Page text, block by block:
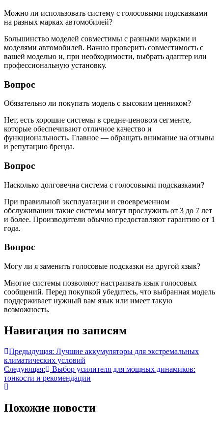
Можно ли использовать систему с голосовыми подсказками
на разных марках автомобилей?
Большинство моделей совместимы с разными марками и
моделями автомобилей. Важно проверить совместимость с
вашей моделью и, при необходимости, выбрать адаптер или
профессиональную установку.
Вопрос
Обязательно ли покупать модель с высоким ценником?
Нет, есть хорошие системы в средне-ценовом сегменте,
которые обеспечивают отличное качество и
функциональность. Главное — обращать внимание на отзывы
и репутацию бренда.
Вопрос
Насколько долговечна система с голосовыми подсказками?
При правильной эксплуатации и своевременном
обслуживании такие системы могут прослужить от 3 до 7 лет
и более. Производители обычно предоставляют гарантию от 1
года.
Вопрос
Могу ли я заменить голосовые подсказки на другой язык?
Многие системы позволяют настраивать язык голосовых
сообщений. Перед покупкой убедитесь, что выбранная модель
поддерживает нужный вам язык или имеет такую
возможность.
Навигация по записям
Предыдущая: Лучшие аккумуляторы для экстремальных
климатических условий
Следующая:
Выбор усилителя для мощных динамиков:
тонкости и рекомендации
Похожие новости